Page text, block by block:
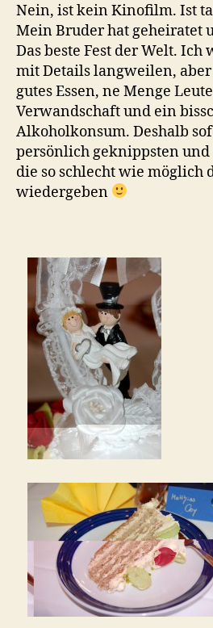
Nein, ist kein Kinofilm. Ist
Mein Bruder hat geheiratet
Das beste Fest der Welt.
mit Details langweilen, aber
gutes Essen, ne Menge
Verwandschaft und ein
Alkoholkonsum. Deshalb
persönlich geknippsten
die so schlecht wie möglich
wiedergeben